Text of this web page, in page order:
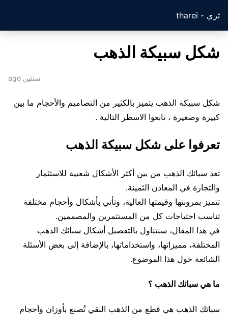
ثري - tharei
شكل سبيكة الذهب
سنتين ago
شكل سبيكة الذهب يتميز بالكثير من التصاميم والأحجام ما بين
كبيرة وصغيرة ، تابعوا الاسطر التالية .
تعرفوا على شكل سبيكة الذهب
تعد سبائك الذهب من بين أكثر الأشكال شعبية للاستثمار
والتجارة في المعادن الثمينة.
تتميز بمرونتها وقيمتها العالية، وتأتي بأشكال وأحجام مختلفة
تناسب احتياجات كل من المستثمرين والمصممين.
في هذا المقال، سنتناول بالتفصيل أشكال سبائك الذهب
المختلفة، مميزاتها، واستخداماتها، بالإضافة إلى بعض الأسئلة
الشائعة حول هذا الموضوع.
ما هي سبائك الذهب ؟
سبائك الذهب هي قطع من الذهب النقي تُصنع بأوزان وأحجام